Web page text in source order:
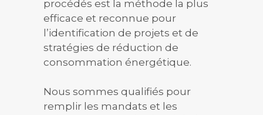
procédés est la méthode la plus
efficace et reconnue pour
l’identification de projets et de
stratégies de réduction de
consommation énergétique.
Nous sommes qualifiés pour
remplir les mandats et les